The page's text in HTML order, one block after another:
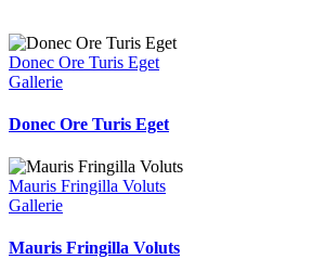
Donec Ore Turis Eget
Gallerie
Donec Ore Turis Eget
Mauris Fringilla Voluts
Gallerie
Mauris Fringilla Voluts